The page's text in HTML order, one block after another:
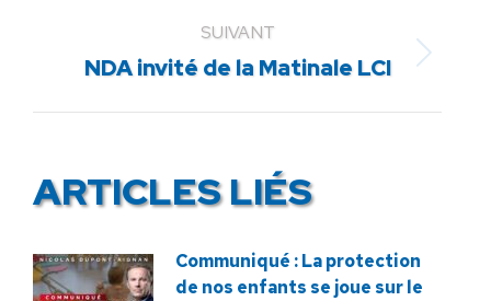
SUIVANT
Article
:
NDA invité de la Matinale LCI
ARTICLES LIÉS
Communiqué : La protection
de nos enfants se joue sur le